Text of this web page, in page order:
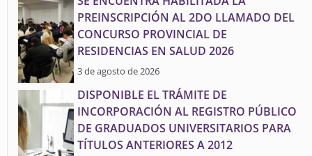
PREINSCRIPCIÓN AL 2DO LLAMADO DEL
CONCURSO PROVINCIAL DE
RESIDENCIAS EN SALUD 2026
3 de agosto de 2026
DISPONIBLE EL TRÁMITE DE
INCORPORACIÓN AL REGISTRO PÚBLICO
DE GRADUADOS UNIVERSITARIOS PARA
TÍTULOS ANTERIORES A 2012